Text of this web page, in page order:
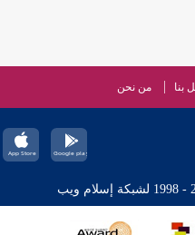
بنا من نحن